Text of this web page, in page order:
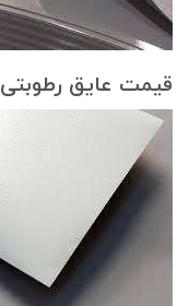
قیمت عایق رطوبتی PVC پی وی سی